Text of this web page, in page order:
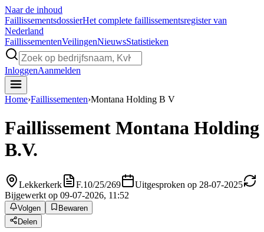
Naar de inhoud
FaillissementsdossierHet complete faillissementsregister van
Nederland
FaillissementenVeilingenNieuwsStatistieken
InloggenAanmelden
Home›Faillissementen›Montana Holding B V
Faillissement Montana Holding
B.V.
Lekkerkerk F.10/25/269
Uitgesproken op 28-07-2025
Bijgewerkt op 09-07-2026, 11:52
Volgen
Bewaren
Delen